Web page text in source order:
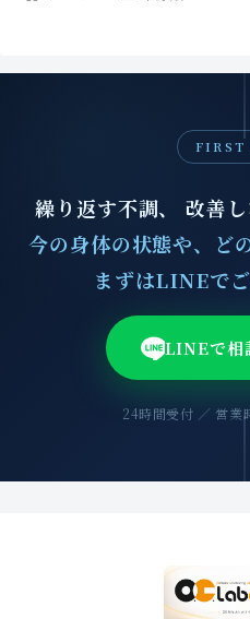
FIRST
繰り返す不調、 改善
今の身体の状態や、ど
まずはLINEでご
LINEで相
24時間受付 ／ 営業